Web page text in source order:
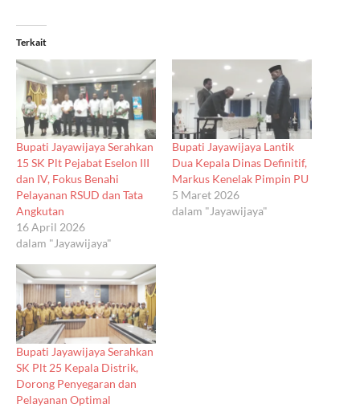
Terkait
Bupati Jayawijaya Serahkan
15 SK Plt Pejabat Eselon III
dan IV, Fokus Benahi
Pelayanan RSUD dan Tata
Angkutan
16 April 2026
dalam "Jayawijaya"
Bupati Jayawijaya Lantik
Dua Kepala Dinas Definitif,
Markus Kenelak Pimpin PU
5 Maret 2026
dalam "Jayawijaya"
Bupati Jayawijaya Serahkan
SK Plt 25 Kepala Distrik,
Dorong Penyegaran dan
Pelayanan Optimal